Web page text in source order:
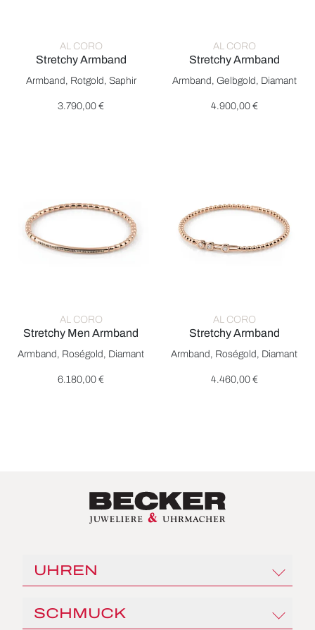
AL CORO
Stretchy Armband
Al Coro Stretchy Armband, Ref: A351RB, Preis: 3.790,00 €
Armband, Rotgold, Saphir
3.790,00 €
AL CORO
Stretchy Armband
Al Coro Stretchy Armband,
Armband, Gelbgold, Diamant
4.900,00 €
AL CORO
Stretchy Men Armband
Al Coro Stretchy Men Armband, Ref: A361RBD20, Preis:
Armband, Roségold, Diamant
6.180,00 €
AL CORO
Stretchy Armband
Al Coro Stretchy Armband,
Armband, Roségold, Diamant
4.460,00 €
UHREN
SCHMUCK